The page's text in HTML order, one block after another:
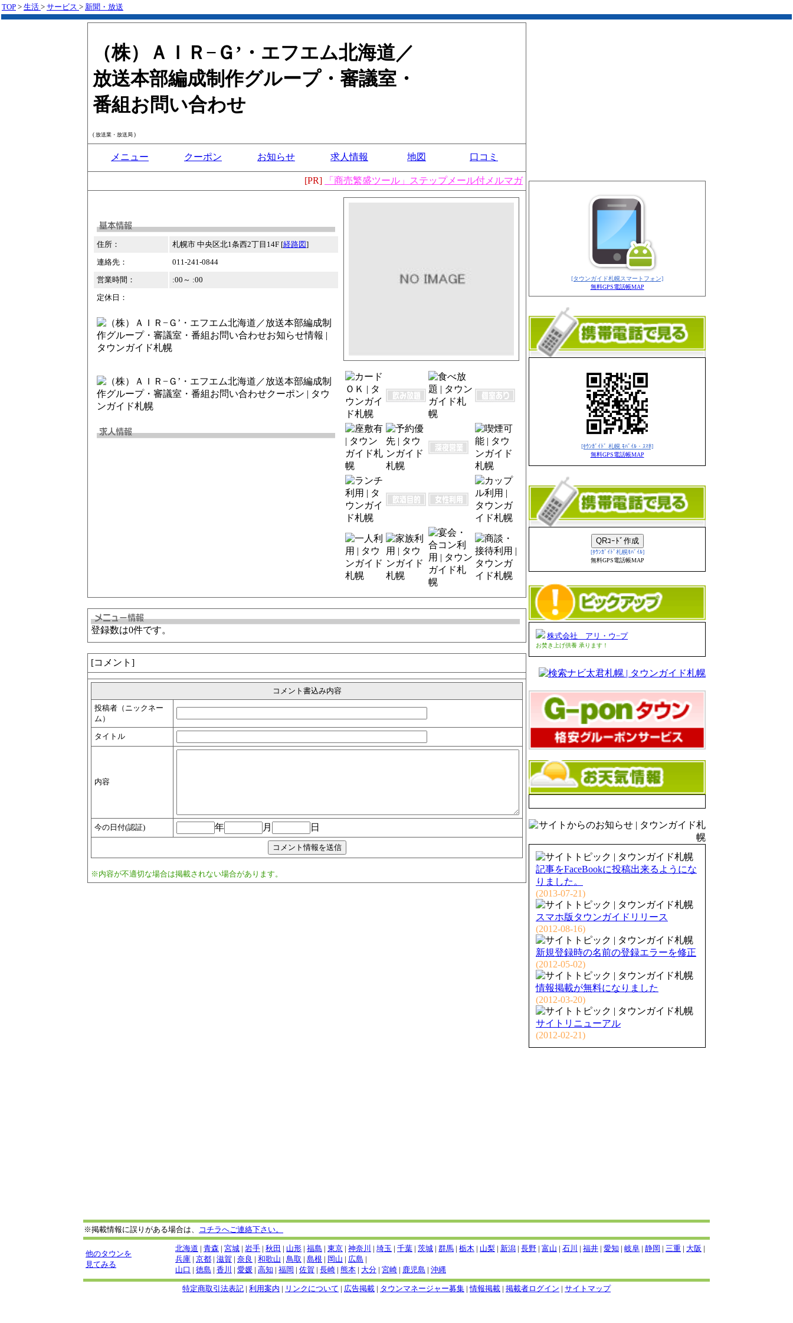
TOP > 生活 > サービス > 新聞・放送
（株）ＡＩＲ−Ｇ’・エフエム北海道／
放送本部編成制作グループ・審議室・
番組お問い合わせ
( 放送業・放送局 )
メニュー クーポン お知らせ 求人情報 地図 口コミ
[PR] 「商売繁盛ツール」ステップメール付メルマガ
住所： 札幌市 中央区北1条西2丁目14F [経路図]
連絡先：
011-241-0844
営業時間：
:00～ :00
定休日：
登録数は0件です。
[コメント]
コメント書込み内容
投稿者（ニックネー
ム）
タイトル
内容
今の日付(認証) 年 月 日
※内容が不適切な場合は掲載されない場合があります。
[タウンガイド札幌スマートフォン]
無料GPS電話帳MAP
[ﾀｳﾝｶﾞｲﾄﾞ 札幌 ﾓﾊﾞｲﾙ・ｽﾏﾎ]
無料GPS電話帳MAP
[ﾀｳﾝｶﾞｲﾄﾞ札幌ﾓﾊﾞｲﾙ]
無料GPS電話帳MAP
株式会社 アリ・ウ−プ
お焚き上げ供養 承ります！
記事をFaceBookに投稿出来るようにな
りました。
(2013-07-21)
スマホ版タウンガイドリリース
(2012-08-16)
新規登録時の名前の登録エラーを修正
(2012-05-02)
情報掲載が無料になりました
(2012-03-20)
サイトリニューアル
(2012-02-21)
※掲載情報に誤りがある場合は、 コチラへご連絡下さい。
他のタウンを
見てみる
北海道 | 青森 | 宮城 | 岩手 | 秋田 | 山形 | 福島 | 東京 | 神奈川 | 埼玉 | 千葉 | 茨城 | 群馬 | 栃木 | 山梨 | 新潟 | 長野 | 富山 | 石川 | 福井 | 愛知 | 岐阜 | 静岡 | 三重 | 大阪 |
兵庫 | 京都 | 滋賀 | 奈良 | 和歌山 | 鳥取 | 島根 | 岡山 | 広島 |
山口 | 徳島 | 香川 | 愛媛 | 高知 | 福岡 | 佐賀 | 長崎 | 熊本 | 大分 | 宮崎 | 鹿児島 | 沖縄
特定商取引法表記 | 利用案内 | リンクについて | 広告掲載 | タウンマネージャー募集 |情報掲載 | 掲載者ログイン | サイトマップ